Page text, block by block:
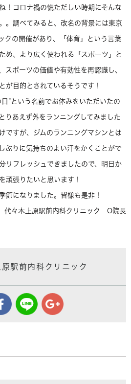
！コロナ禍の慌ただしい時期にそんな
。調べてみると、改名の背景には東京
クの開催があり、「体育」という言葉
め、より広く使われる「スポーツ」と
スポーツの価値や有効性を再認識し、
が目的とされているそうです！
”という名前でお休みをいただいたの
りあえず外をランニングしてみました
ですが、ジムのランニングマシンとは
ぶりに気持ちのよい汗をかくことがで
リフレッシュできましたので、明日か
頑張りたいと思います！
節になりました。皆様も是非！
代々木上原駅前内科クリニック O院長
駅前内科クリニック